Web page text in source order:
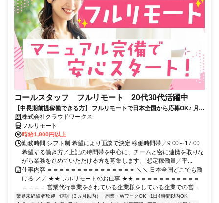
コールスタッフ フルリモート 20代30代活躍中
【中長期前提稼働できる方】 フルリモートで日本全国から応募OK♪ 月稼
働80時間で安定収入！
株式会社クラウドワークス
フルリモート
時給1,900円以上
勤務時間 シフト制 希望により面談で決定 稼働時間帯／9:00～17:00
希望する働き方／上記の時間帯を中心に、チームと密に連携を取りな
がら業務を進めていただける方を募集します。 想定稼働量／平...
仕事内容 ＝＝＝＝＝＝＝＝＝＝＝＝＝＝＝ ＼＼ 日本全国どこでも働
ける ／／ ★★ フルリモートのお仕事 ★★ ＝＝＝＝＝＝＝＝＝＝＝
＝＝＝＝ 営業代行事業をされている企業様をしている企業での営...
業界未経験者歓迎 短期（3ヵ月以内） 副業・WワークOK
1日4時間以内OK